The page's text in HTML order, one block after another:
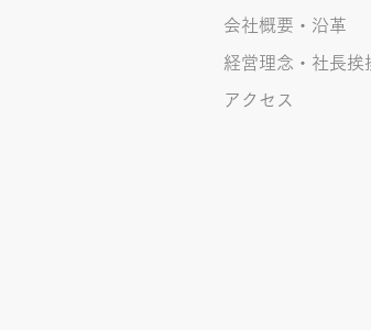
会社概要・沿革
経営理念・社長挨
アクセス